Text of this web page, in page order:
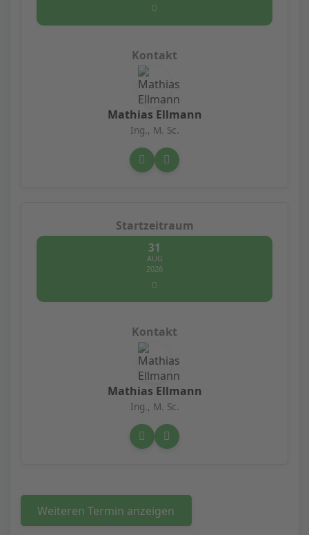
Mathias Ellmann
Ing., M. Sc.
31
AUG
2026
Mathias Ellmann
Ing., M. Sc.
Weiteren Termin anzeigen